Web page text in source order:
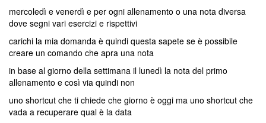
mercoledì e venerdì e per ogni allenamento o una nota diversa
dove segni vari esercizi e rispettivi
carichi la mia domanda è quindi questa sapete se è possibile
creare un comando che apra una nota
in base al giorno della settimana il lunedì la nota del primo
allenamento e così via quindi non
uno shortcut che ti chiede che giorno è oggi ma uno shortcut che
vada a recuperare qual è la data